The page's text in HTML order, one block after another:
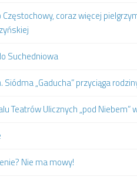
coraz więcej
Suchedniowa
„Gaducha” przyciąga
Teatrów Ulicznych „pod Niebem”
Nie ma mowy!